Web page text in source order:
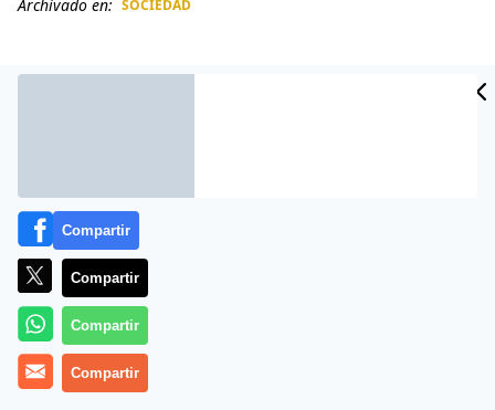
Archivado en: SOCIEDAD
Un acto del demonio. Una
supuestamente confesó haber
Compartir
Compartir
Compartir
Compartir